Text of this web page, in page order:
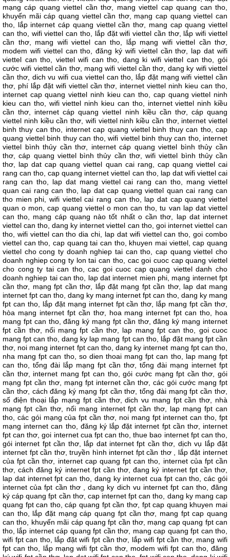
mạng cáp quang viettel cần thơ, mang viettel cap quang can tho,
khuyến mãi cáp quang viettel cần thơ, mạng cap quang viettel can
tho, lắp internet cáp quang viettel cần thơ, mang cap quang viettel
can tho, wifi viettel can tho, lắp đặt wifi viettel cần thơ, lắp wifi viettel
cần thơ, mang wifi viettel can tho, lắp mạng wifi viettel cần thơ,
modem wifi viettel can tho, đăng ký wifi viettel cần thơ, lap dat wifi
viettel can tho, viettel wifi can tho, dang ki wifi viettel can tho, gói
cước wifi viettel cần thơ, mạng wifi viettel cần thơ, dang ky wifi viettel
cần thơ, dich vu wifi cua viettel can tho, lắp đặt mạng wifi viettel cần
thơ, phí lắp đặt wifi viettel cần thơ, internet viettel ninh kieu can tho,
internet cap quang viettel ninh kieu can tho, cap quang viettel ninh
kieu can tho, wifi viettel ninh kieu can tho, internet viettel ninh kiều
cần thơ, internet cáp quang viettel ninh kiều cần thơ, cáp quang
viettel ninh kiều cần thơ, wifi viettel ninh kiều cần thơ, internet viettel
binh thuy can tho, internet cap quang viettel binh thuy can tho, cap
quang viettel binh thuy can tho, wifi viettel binh thuy can tho, internet
viettel bình thủy cần thơ, internet cáp quang viettel bình thủy cần
thơ, cáp quang viettel bình thủy cần thơ, wifi viettel bình thủy cần
thơ, lap dat cap quang viettel quan cai rang, cap quang viettel cai
rang can tho, cap quang internet viettel can tho, lap dat wifi viettel cai
rang can tho, lap dat mang viettel cai rang can tho, mang viettel
quan cai rang can tho, lap dat cap quang viettel quan cai rang can
tho mien phi, wifi viettel cai rang can tho, lap dat cap quang viettel
quan o mon, cap quang viettel o mon can tho, tu van lap dat viettel
can tho, mạng cáp quang nào tốt nhất o cần thơ, lap dat internet
viettel can tho, dang ky internet viettel can tho, goi internet viettel can
tho, wifi viettel can tho dia chi, lap dat wifi viettel can tho, goi combo
viettel can tho, cap quang tai can tho, khuyen mai viettel, cap quang
viettel cho cong ty doanh nghiep tai can tho, cap quang viettel cho
doanh nghiep cong ty lon tai can tho, cac goi cuoc cap quang viettel
cho cong ty tai can tho, cac goi cuoc cap quang viettel danh cho
doanh nghiep tai can tho, lap dat internet mien phi, mạng internet fpt
cần thơ, mạng fpt cần thơ, lắp đặt mạng fpt cần thơ, lap dat mang
internet fpt can tho, dang ky mang internet fpt can tho, dang ky mang
fpt can tho, lắp đặt mạng internet fpt cần thơ, lắp mang fpt cần thơ,
hòa mạng internet fpt cần thơ, hoa mang internet fpt can tho, hoa
mang fpt can tho, đăng ký mạng fpt cần thơ, đăng ký mạng internet
fpt cần thơ, nối mạng fpt cần thơ, lap mang fpt can tho, goi cuoc
mang fpt can tho, dang ky lap mang fpt can tho, lắp đặt mang fpt cần
thơ, noi mang internet fpt can tho, dang ky internet mang fpt can tho,
nha mang fpt can tho, so dien thoai mang fpt can tho, lap mang fpt
can tho, tổng đài lắp mạng fpt cần thơ, tổng đài mạng internet fpt
cần thơ, internet mang fpt can tho, gói cước mạng fpt cần thơ, gói
mạng fpt cần thơ, mạng fpt internet cần thơ, các gói cước mạng fpt
cần thơ, cách đăng ký mạng fpt cần thơ, tổng đài mạng fpt cần thơ,
số điện thoại lắp mạng fpt cần thơ, dich vu mang fpt cần thơ, nhà
mạng fpt cần thơ, nối mạng internet fpt cần thơ, lap mạng fpt can
tho, các gói mạng của fpt cần thơ, noi mang fpt internet can tho, fpt
mạng internet can tho, đăng ký lắp đặt internet fpt cần thơ, internet
fpt can thơ, goi internet cua fpt can tho, thue bao internet fpt can tho,
gói internet fpt cần thơ, lắp dat internet fpt cần thơ, dịch vụ lắp đặt
internet fpt cần thơ, truyền hình internet fpt cần thơ , lắp đặt internet
của fpt cần thơ, internet cap quang fpt can tho, internet của fpt cần
thơ, cách đăng ký internet fpt cần thơ, đang ký internet fpt cần thơ,
lap dat internet fpt can tho, dang ky internet cua fpt can tho, các gói
internet của fpt cần thơ , dang ky dich vu internet fpt can tho, đăng
ký cáp quang fpt cần thơ, cap internet fpt can tho, dang ky mang cap
quang fpt can tho, cáp quang fpt cần thơ, fpt cap quang khuyen mai
can tho, lắp đặt mạng cáp quang fpt cần thơ, mang fpt cap quang
can tho, khuyến mãi cáp quang fpt cần thơ, mạng cap quang fpt can
tho, lắp internet cáp quang fpt cần thơ, mang cap quang fpt can tho,
wifi fpt can tho, lắp đặt wifi fpt cần thơ, lắp wifi fpt cần thơ, mang wifi
fpt can tho, lắp mạng wifi fpt cần thơ, modem wifi fpt can tho, đăng